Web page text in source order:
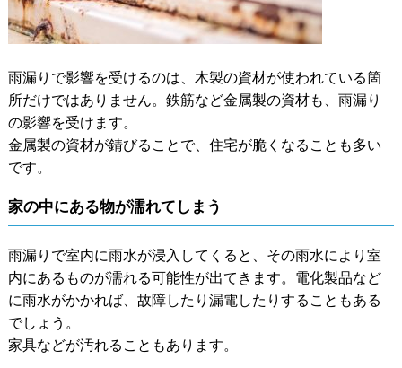
雨漏りで影響を受けるのは、木製の資材が使われている箇
所だけではありません。鉄筋など金属製の資材も、雨漏り
の影響を受けます。
金属製の資材が錆びることで、住宅が脆くなることも多い
です。
家の中にある物が濡れてしまう
雨漏りで室内に雨水が浸入してくると、その雨水により室
内にあるものが濡れる可能性が出てきます。電化製品など
に雨水がかかれば、故障したり漏電したりすることもある
でしょう。
家具などが汚れることもあります。